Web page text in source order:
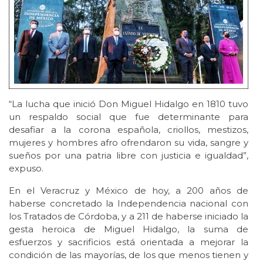
“La lucha que inició Don Miguel Hidalgo en 1810 tuvo
un respaldo social que fue determinante para
desafiar a la corona española, criollos, mestizos,
mujeres y hombres afro ofrendaron su vida, sangre y
sueños por una patria libre con justicia e igualdad”,
expuso.
En el Veracruz y México de hoy, a 200 años de
haberse concretado la Independencia nacional con
los Tratados de Córdoba, y a 211 de haberse iniciado la
gesta heroica de Miguel Hidalgo, la suma de
esfuerzos y sacrificios está orientada a mejorar la
condición de las mayorías, de los que menos tienen y